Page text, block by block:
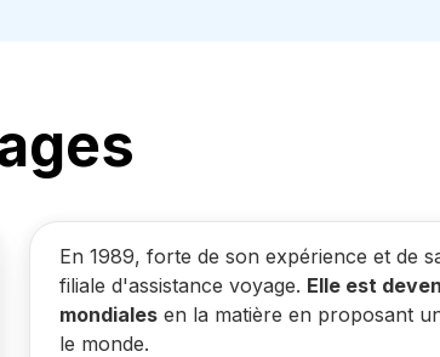
En 1989, forte de son expérience et de
filiale d'assistance voyage. Elle est
mondiales en la matière en proposant
le monde.